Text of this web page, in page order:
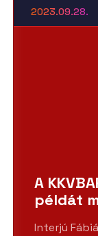
2023.09.28.
A
példát
Interjú